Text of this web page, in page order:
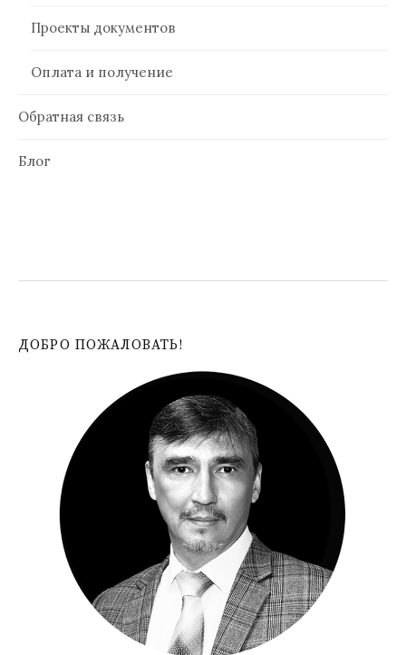
Проекты документов
Оплата и получение
Обратная связь
Блог
ДОБРО ПОЖАЛОВАТЬ!